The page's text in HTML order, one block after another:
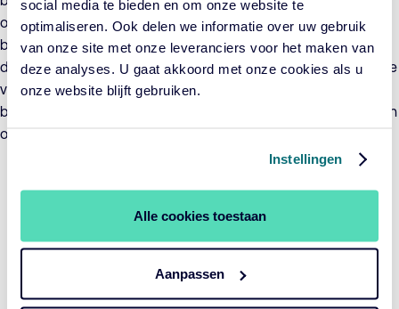
social media te bieden en om onze website te
optimaliseren. Ook delen we informatie over uw gebruik
van onze site met onze leveranciers voor het maken van
deze analyses. U gaat akkoord met onze cookies als u
onze website blijft gebruiken.
Instellingen
Alle cookies toestaan
Aanpassen
ondernemingen bewust en aantoonbaar een positieve
bijdrage moeten leveren en die er voor moeten zorgen dat
duurzaamheidsrisico’s afdoende worden beheerst. De waarde
van de beleggingen in het fonds kan als gevolg van het
beleggingsbeleid sterk fluctueren, zowel in absolute zin als ten
opzichte van de benchmark.
15,66% 23,24%
Bekijk performance